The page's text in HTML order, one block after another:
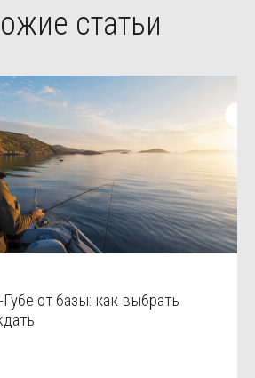
статьи
от базы: как выбрать